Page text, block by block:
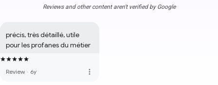
Reviews and other content aren't verified by Google
précis, très détaillé, utile
pour les profanes du métier
Review · 6y more_vert